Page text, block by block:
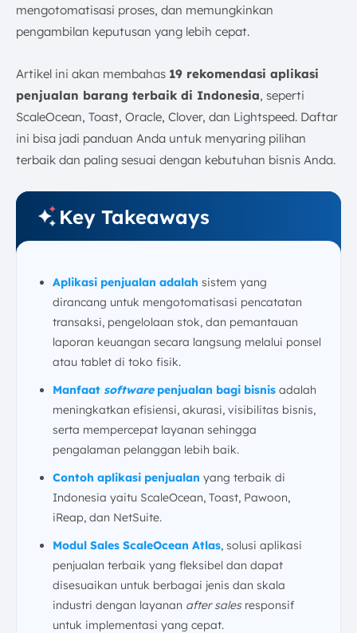
mengotomatisasi proses, dan memungkinkan
pengambilan keputusan yang lebih cepat.
Artikel ini akan membahas 19 rekomendasi aplikasi
penjualan barang terbaik di Indonesia, seperti
ScaleOcean, Toast, Oracle, Clover, dan Lightspeed. Daftar
ini bisa jadi panduan Anda untuk menyaring pilihan
terbaik dan paling sesuai dengan kebutuhan bisnis Anda.
Key Takeaways
Aplikasi penjualan adalah sistem yang
dirancang untuk mengotomatisasi pencatatan
transaksi, pengelolaan stok, dan pemantauan
laporan keuangan secara langsung melalui ponsel
atau tablet di toko fisik.
Manfaat softwarepenjualan bagi bisnis adalah
meningkatkan efisiensi, akurasi, visibilitas bisnis,
serta mempercepat layanan sehingga
pengalaman pelanggan lebih baik.
Contoh aplikasi penjualan yang terbaik di
Indonesia yaitu ScaleOcean, Toast, Pawoon,
iReap, dan NetSuite.
Modul Sales ScaleOcean Atlas, solusi aplikasi
penjualan terbaik yang fleksibel dan dapat
disesuaikan untuk berbagai jenis dan skala
industri dengan layanan after salesresponsif
untuk implementasi yang cepat.